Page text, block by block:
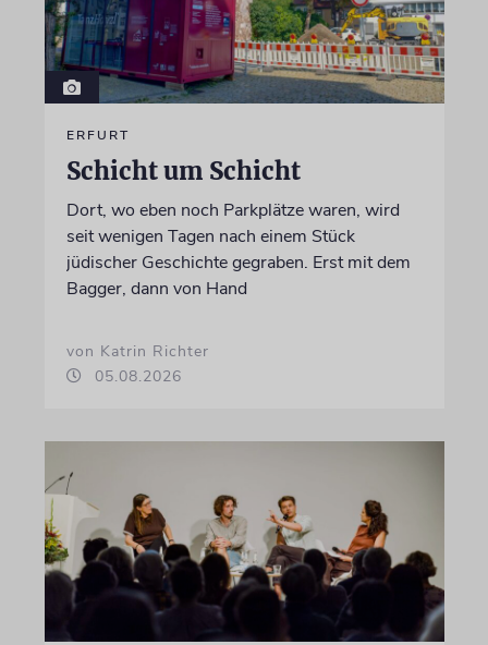
ERFURT
Schicht um Schicht
Dort, wo eben noch Parkplätze waren, wird
seit wenigen Tagen nach einem Stück
jüdischer Geschichte gegraben. Erst mit dem
Bagger, dann von Hand
von Katrin Richter
05.08.2026